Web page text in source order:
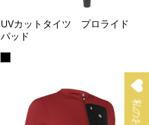
UVカットタイツ プロライド
パッド